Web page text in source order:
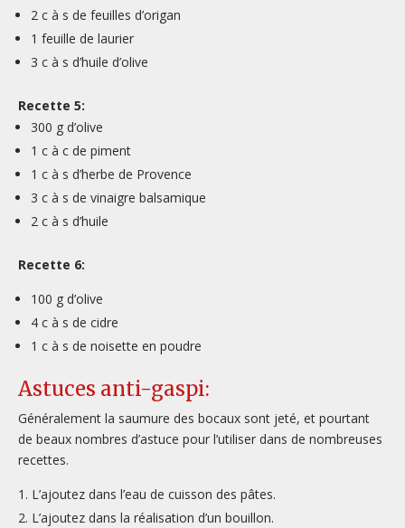
2 c à s de feuilles d’origan
1 feuille de laurier
3 c à s d’huile d’olive
Recette 5:
300 g d’olive
1 c à c de piment
1 c à s d’herbe de Provence
3 c à s de vinaigre balsamique
2 c à s d’huile
Recette 6:
100 g d’olive
4 c à s de cidre
1 c à s de noisette en poudre
Astuces anti-gaspi:
Généralement la saumure des bocaux sont jeté, et pourtant
de beaux nombres d’astuce pour l’utiliser dans de nombreuses
recettes.
L’ajoutez dans l’eau de cuisson des pâtes.
L’ajoutez dans la réalisation d’un bouillon.